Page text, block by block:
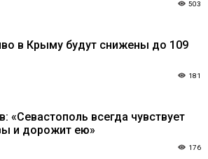
503
в Крыму будут снижены до 109
181
«Севастополь всегда чувствует
и дорожит ею»
176